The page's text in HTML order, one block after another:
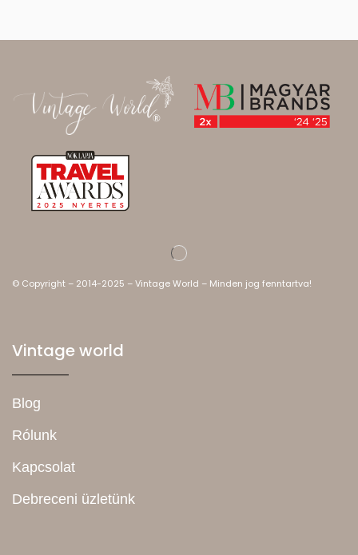
© Copyright – 2014-2025 – Vintage World – Minden jog fenntartva!
Vintage world
Blog
Rólunk
Kapcsolat
Debreceni üzletünk